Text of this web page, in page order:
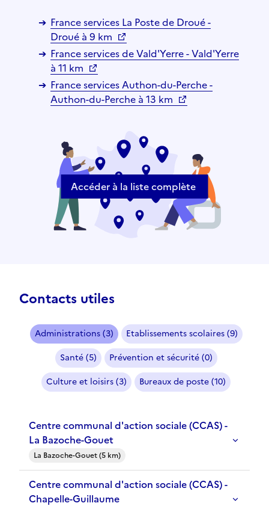
France services La Poste de Droué -
Droué à 9 km
France services de Vald'Yerre - Vald'Yerre
à 11 km
France services Authon-du-Perche -
Authon-du-Perche à 13 km
Accéder à la liste complète
Contacts utiles
Administrations (3)
Etablissements scolaires (9)
Santé (5)
Prévention et sécurité (0)
Culture et loisirs (3)
Bureaux de poste (10)
Centre communal d'action sociale (CCAS) -
La Bazoche-Gouet
La Bazoche-Gouet (5 km)
Centre communal d'action sociale (CCAS) -
Chapelle-Guillaume